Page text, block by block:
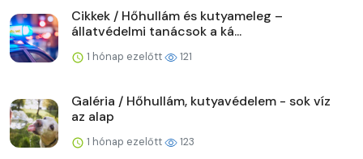
Cikkek / Hőhullám és kutyameleg –
állatvédelmi tanácsok a ká...
1 hónap ezelőtt 121
Galéria / Hőhullám, kutyavédelem - sok víz
az alap
1 hónap ezelőtt 123